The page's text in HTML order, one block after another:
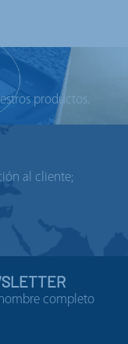
productos.
al cliente;
completo